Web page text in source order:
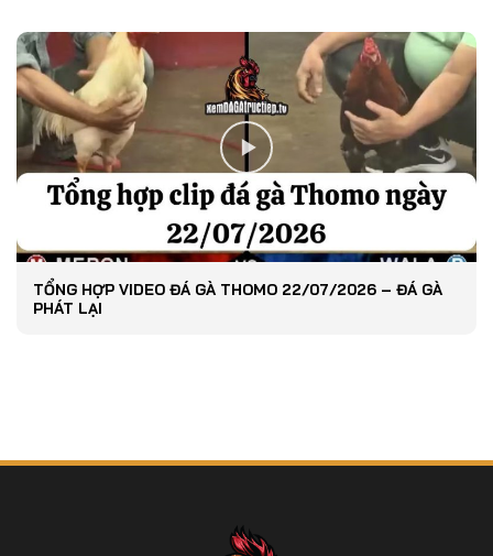
TỔNG HỢP VIDEO ĐÁ GÀ THOMO 22/07/2026 – ĐÁ GÀ
PHÁT LẠI